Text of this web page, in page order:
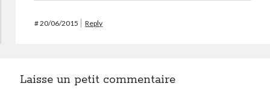
#20/06/2015 Reply
Laisse un petit commentaire